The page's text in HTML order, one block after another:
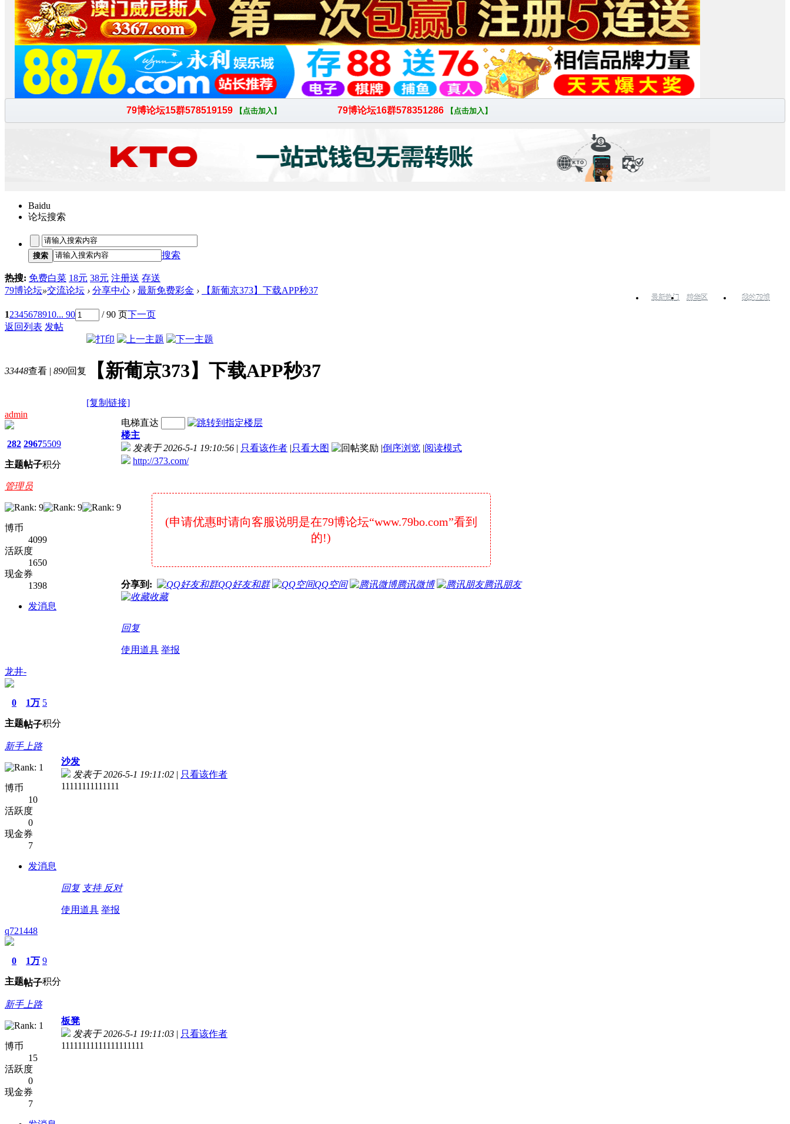
Baidu
论坛搜索
搜索 搜索
热搜: 免费白菜 18元 38元 注册送 存送
最新热门 精华区 我的79博
79博论坛»交流论坛 › 分享中心 › 最新免费彩金 › 【新葡京373】下载APP秒37
12345678910... 90 / 90 页下一页
返回列表 发帖
33448查看 | 890回复 【新葡京373】下载APP秒37
[复制链接]
admin
282
主题
2967
帖子
5509
积分
管理员
博币
4099
活跃度
1650
现金券
1398
发消息
电梯直达
楼主
发表于 2026-5-1 19:10:56 | 只看该作者 |只看大图 |倒序浏览 |阅读模式
http://373.com/
(申请优惠时请向客服说明是在79博论坛“www.79bo.com”看到
的!)
分享到: QQ好友和群 QQ空间 腾讯微博
腾讯朋友
收藏
回复
使用道具 举报
龙井-
0
主题
1万
帖子
5
积分
新手上路
博币
10
活跃度
0
现金券
7
发消息
沙发
发表于 2026-5-1 19:11:02 | 只看该作者
11111111111111
回复 支持 反对
使用道具 举报
q721448
0
主题
1万
帖子
9
积分
新手上路
博币
15
活跃度
0
现金券
7
板凳
发表于 2026-5-1 19:11:03 | 只看该作者
11111111111111111111